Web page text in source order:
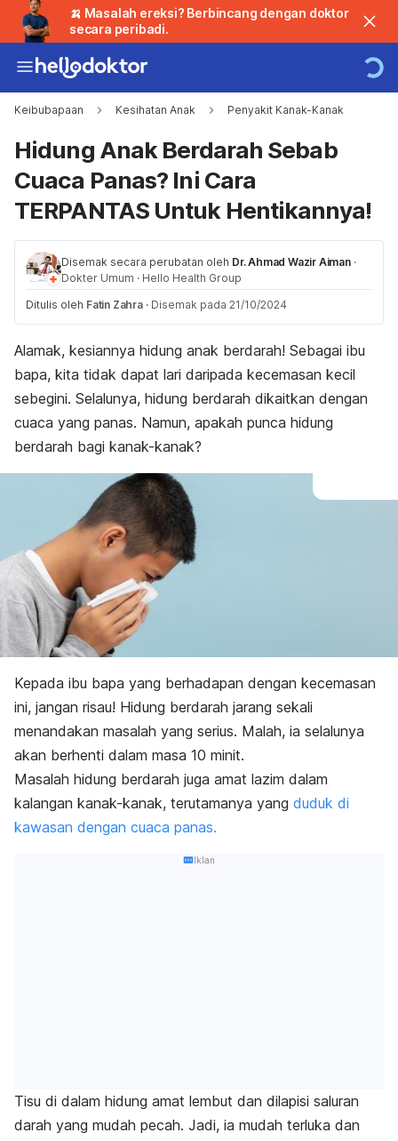
🍌 Masalah ereksi? Berbincang dengan doktor
secara peribadi.
Keibubapaan Kesihatan Anak Penyakit Kanak-Kanak
Hidung Anak Berdarah Sebab
Cuaca Panas? Ini Cara
TERPANTAS Untuk Hentikannya!
Disemak secara perubatan oleh Dr. Ahmad Wazir Aiman ·
Dokter Umum · Hello Health Group
Ditulis oleh Fatin Zahra · Disemak pada 21/10/2024
Alamak, kesiannya hidung anak berdarah! Sebagai ibu
bapa, kita tidak dapat lari daripada kecemasan kecil
sebegini. Selalunya, hidung berdarah dikaitkan dengan
cuaca yang panas. Namun, apakah punca hidung
berdarah bagi kanak-kanak?
Kepada ibu bapa yang berhadapan dengan kecemasan
ini, jangan risau! Hidung berdarah jarang sekali
menandakan masalah yang serius. Malah, ia selalunya
akan berhenti dalam masa 10 minit.
Masalah hidung berdarah juga amat lazim dalam
kalangan kanak-kanak, terutamanya yang duduk di
kawasan dengan cuaca panas.
Iklan
Tisu di dalam hidung amat lembut dan dilapisi saluran
darah yang mudah pecah. Jadi, ia mudah terluka dan